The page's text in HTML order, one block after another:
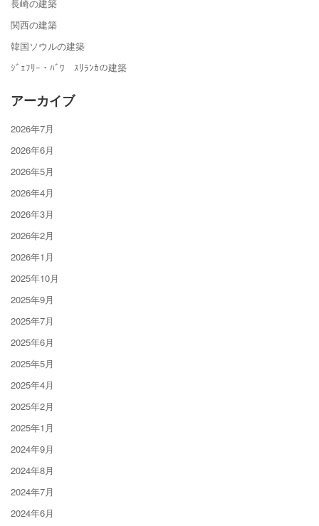
長崎の建築
関西の建築
韓国ソウルの建築
ｼﾞｪﾌﾘｰ・ﾊﾞﾜ ｽﾘﾗﾝｶの建築
アーカイブ
2026年7月
2026年6月
2026年5月
2026年4月
2026年3月
2026年2月
2026年1月
2025年10月
2025年9月
2025年7月
2025年6月
2025年5月
2025年4月
2025年2月
2025年1月
2024年9月
2024年8月
2024年7月
2024年6月